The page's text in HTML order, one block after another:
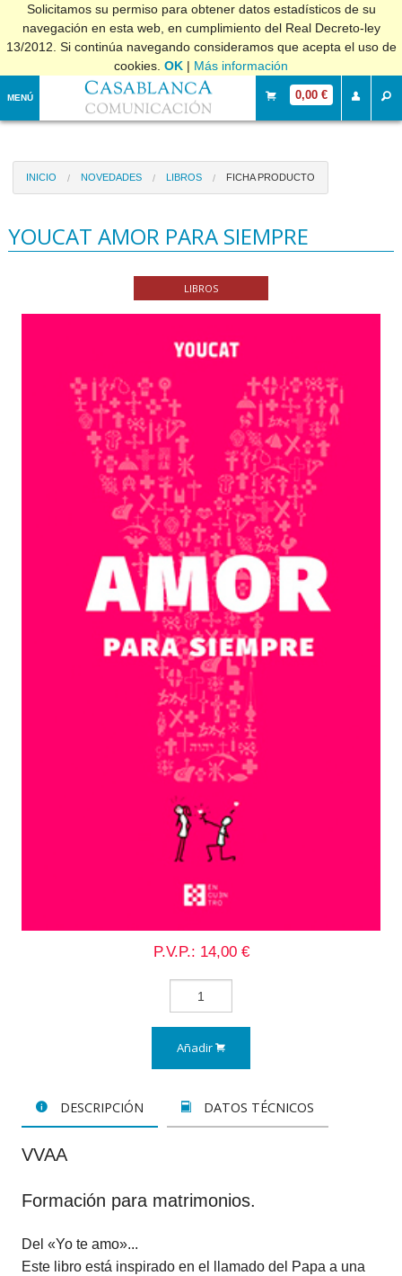
Solicitamos su permiso para obtener datos estadísticos de su
navegación en esta web, en cumplimiento del Real Decreto-ley
13/2012. Si continúa navegando consideramos que acepta el uso de
cookies. OK | Más información
MENÚ 0,00 €
INICIO NOVEDADES LIBROS FICHA PRODUCTO
YOUCAT AMOR PARA SIEMPRE
LIBROS
P.V.P.: 14,00 €
Añadir
DESCRIPCIÓN DATOS TÉCNICOS
VVAA
Formación para matrimonios.
Del «Yo te amo»...
Este libro está inspirado en el llamado del Papa a una